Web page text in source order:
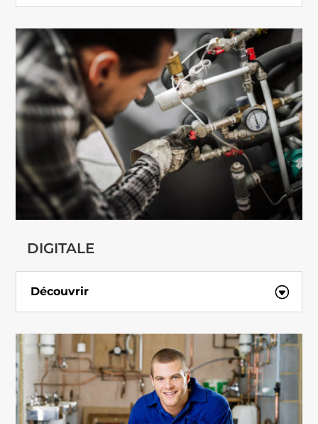
DIGITALE
Découvrir